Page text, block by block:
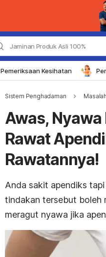
Jaminan Produk Asli 100%
Pemeriksaan Kesihatan
Sistem Penghadaman
Awas,
Rawat
Rawatannya!
Anda sakit apendiks
tindakan tersebut boleh
meragut nyawa jika